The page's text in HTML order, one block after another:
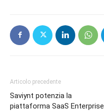
Articolo precedente
Saviynt potenzia la
piattaforma SaaS Enterprise